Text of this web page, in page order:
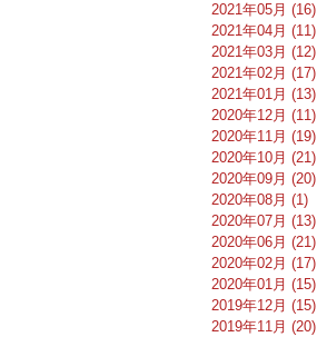
2021年05月 (16)
2021年04月 (11)
2021年03月 (12)
2021年02月 (17)
2021年01月 (13)
2020年12月 (11)
2020年11月 (19)
2020年10月 (21)
2020年09月 (20)
2020年08月 (1)
2020年07月 (13)
2020年06月 (21)
2020年02月 (17)
2020年01月 (15)
2019年12月 (15)
2019年11月 (20)